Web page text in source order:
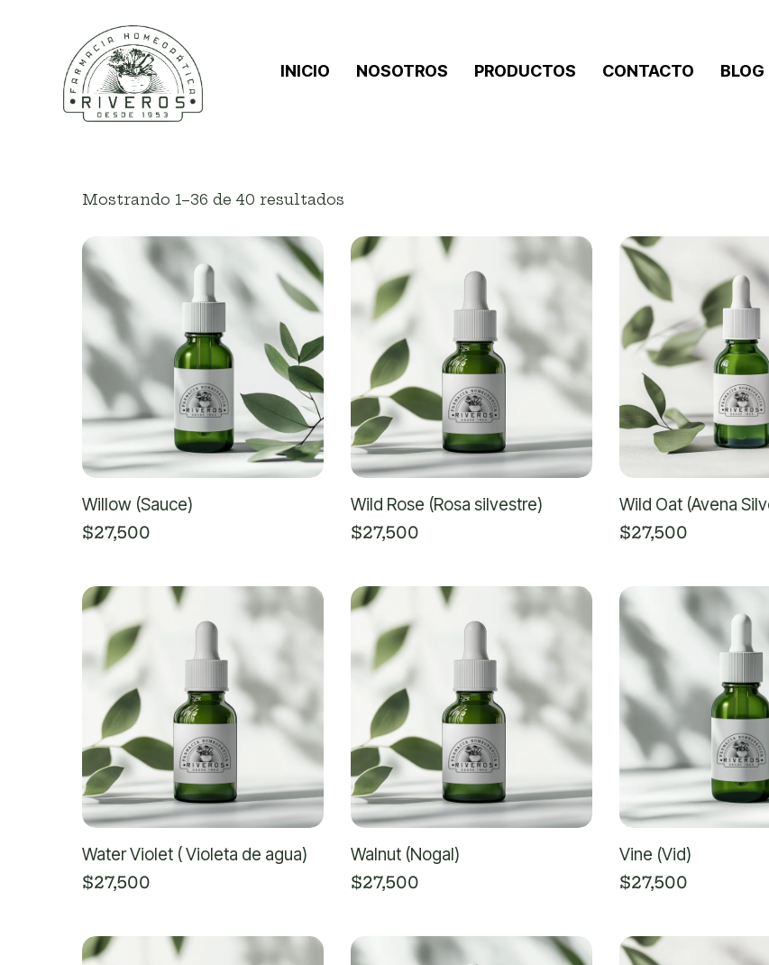
INICIO NOSOTROS PRODUCTOS CONTACTO BLOG
Mostrando 1–40 de 40 resultados
Willow (Sauce)
$27,500
Wild Rose (Rosa silvestre)
$27,500
Wild Oat (Avena
$27,500
Water Violet ( Violeta de agua)
$27,500
Walnut (Nogal)
$27,500
Vine (Vid)
$27,500